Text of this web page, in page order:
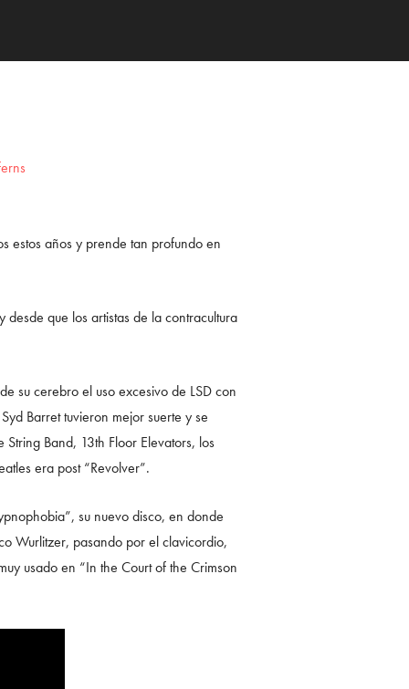
estos años y prende tan profundo en
que los artistas de la contracultura
su cerebro el uso excesivo de LSD con
Barret tuvieron mejor suerte y se
Band, 13th Floor Elevators, los
era post “Revolver”.
su nuevo disco, en donde
Wurlitzer, pasando por el clavicordio,
usado en “In the Court of the Crimson